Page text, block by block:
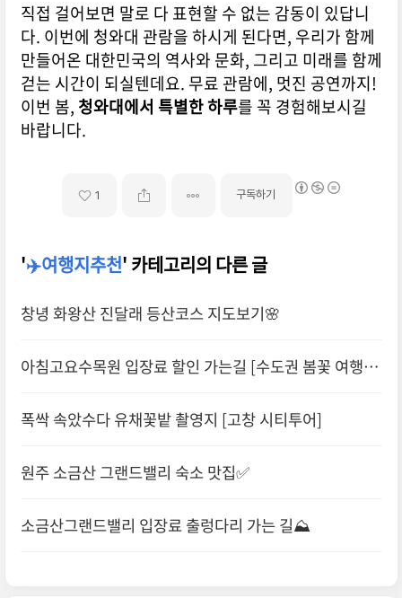
직접 걸어보면 말로 다 표현할 수 없는 감동이 있답니
다. 이번에 청와대 관람을 하시게 된다면, 우리가 함께
만들어온 대한민국의 역사와 문화, 그리고 미래를 함께
걷는 시간이 되실텐데요. 무료 관람에, 멋진 공연까지!
이번 봄, 청와대에서 특별한 하루를 꼭 경험해보시길
바랍니다.
1 구독하기
'✈️여행지추천' 카테고리의 다른 글
창녕 화왕산 진달래 등산코스 지도보기🌸
아침고요수목원 입장료 할인 가는길 [수도권 봄꽃 여행
폭싹 속았수다 유채꽃밭 촬영지 [고창 시티투어]
원주 소금산 그랜드밸리 숙소 맛집✅
소금산그랜드밸리 입장료 출렁다리 가는 길⛰️